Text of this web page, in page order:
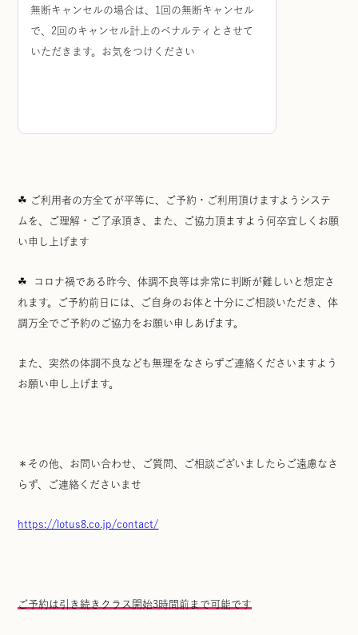
無断キャンセルの場合は、1回の無断キャンセル
で、2回のキャンセル計上のペナルティとさせて
いただきます。お気をつけください
☘ ご利用者の方全てが平等に、ご予約・ご利用頂けますようシステ
ムを、ご理解・ご了承頂き、また、ご協力頂ますよう何卒宜しくお願
い申し上げます
☘ コロナ禍である昨今、体調不良等は非常に判断が難しいと想定さ
れます。ご予約前日には、ご自身のお体と十分にご相談いただき、体
調万全でご予約のご協力をお願い申しあげます。
また、突然の体調不良なども無理をなさらずご連絡くださいますよう
お願い申し上げます。
＊その他、お問い合わせ、ご質問、ご相談ございましたらご遠慮なさ
らず、ご連絡くださいませ
https://lotus8.co.jp/contact/
ご予約は引き続きクラス開始3時間前まで可能です